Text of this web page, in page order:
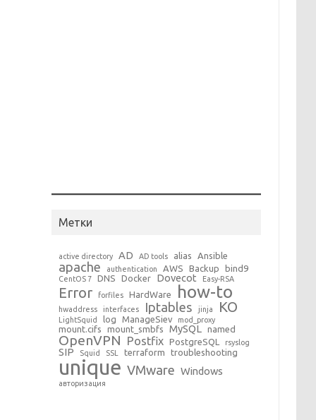
Метки
active directory AD AD tools alias Ansible
apache authentication AWS Backup bind9
CentOS 7 DNS Docker Dovecot Easy-RSA
Error forfiles HardWare how-to
hwaddress interfaces Iptables jinja KO
LightSquid log ManageSiev mod_proxy
mount.cifs mount_smbfs MySQL named
OpenVPN Postfix PostgreSQL rsyslog
SIP Squid SSL terraform troubleshooting
unique VMware Windows
авторизация